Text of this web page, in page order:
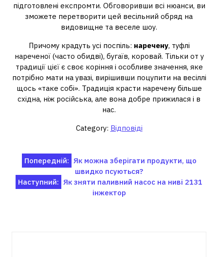
підготовлені експромти. Обговоривши всі нюанси, ви
зможете перетворити цей весільний обряд на
видовищне та веселе шоу.
Причому крадуть усі поспіль: наречену, туфлі
нареченої (часто обидві), бугаїв, коровай. Тільки от у
традиції цієї є своє коріння і особливе значення, яке
потрібно мати на увазі, вирішивши поцупити на весіллі
щось «таке собі». Традиція красти наречену більше
східна, ніж російська, але вона добре прижилася і в
нас.
Category: Відповіді
Навігація
записів
Попередній: Як можна зберігати продукти, що
швидко псуються?
Наступний: Як зняти паливний насос на ниві 2131
інжектор